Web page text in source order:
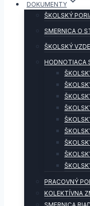
DOKUMENTY
ŠKOLSKÝ
SMERNICA O
ŠKOLSKÝ
HODNOTIACA
PRACOVNÝ
KOLEKTÍVNA